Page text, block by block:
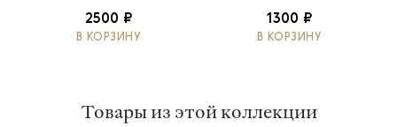
2500 ₽
В КОРЗИНУ
1300 ₽
В КОРЗИНУ
Товары из этой коллекции